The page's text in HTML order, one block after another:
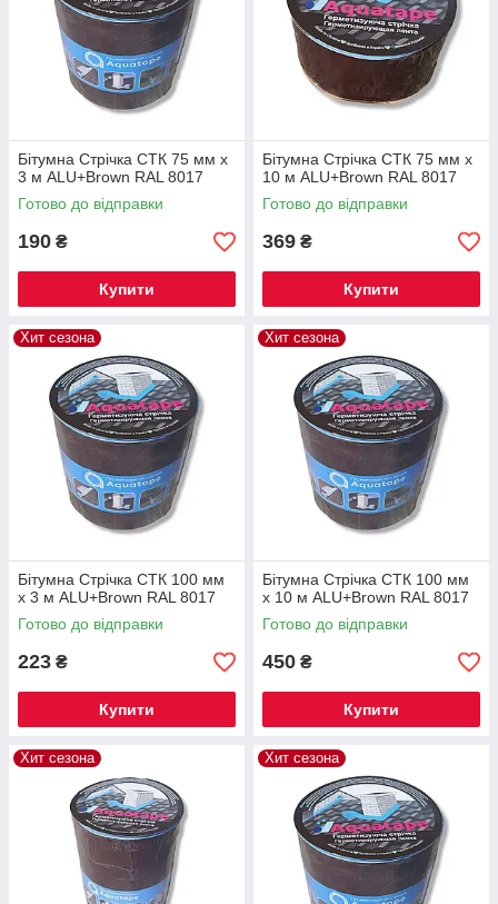
Бітумна Стрічка СТК 75 мм х
3 м ALU+Brown RAL 8017
Готово до відправки
190 ₴
Купити
Бітумна Стрічка СТК 75 мм х
10 м ALU+Brown RAL 8017
Готово до відправки
369 ₴
Купити
Хит сезона
Бітумна Стрічка СТК 100 мм
х 3 м ALU+Brown RAL 8017
Готово до відправки
223 ₴
Купити
Хит сезона
Бітумна Стрічка СТК 100 мм
х 10 м ALU+Brown RAL 8017
Готово до відправки
450 ₴
Купити
Хит сезона Хит сезона